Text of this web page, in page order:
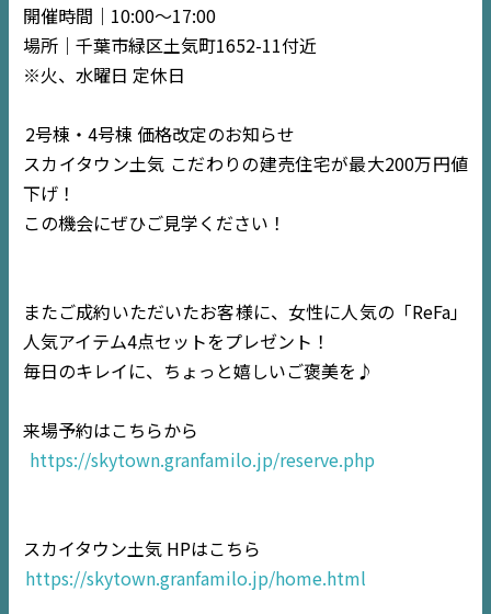
NEWS
開催時間｜10:00〜17:00
場所｜千葉市緑区土気町1652-11付近
※火、水曜日 定休日
2号棟・4号棟 価格改定のお知らせ
スカイタウン土気 こだわりの建売住宅が最大200万円値
下げ！
この機会にぜひご見学ください！
またご成約いただいたお客様に、女性に人気の「ReFa」
人気アイテム4点セットをプレゼント！
毎日のキレイに、ちょっと嬉しいご褒美を♪
来場予約はこちらから
https://skytown.granfamilo.jp/reserve.php
スカイタウン土気 HPはこちら
https://skytown.granfamilo.jp/home.html